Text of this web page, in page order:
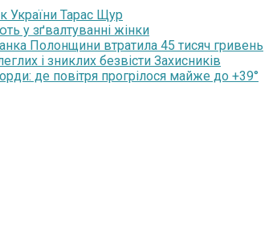
України Тарас Щур
у зґвалтуванні жінки
Полонщини втратила 45 тисяч гривень
і зниклих безвісти Захисників
де повітря прогрілося майже до +39°